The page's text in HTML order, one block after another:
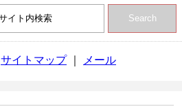
Search
サイトマップ｜ メール